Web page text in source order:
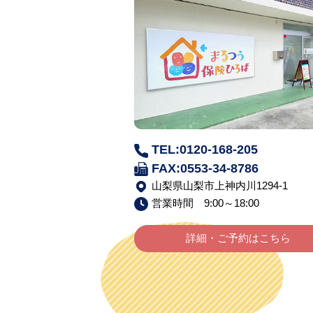
TEL:0120-168-205
FAX:0553-34-8786
山梨県山梨市上神内川1294-1
営業時間 9:00～18:00
詳細・ご予約はこちら